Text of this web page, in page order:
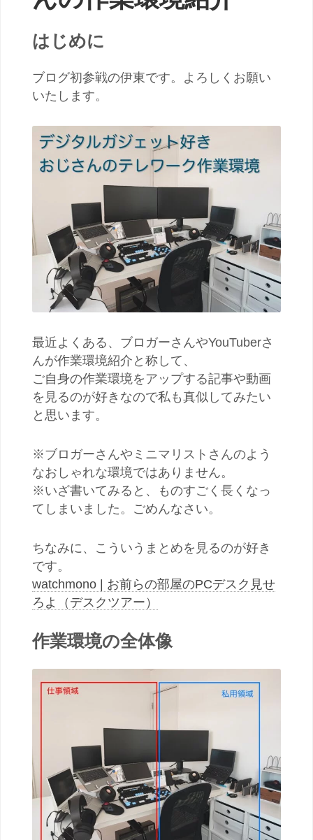
はじめに
ブログ初参戦の伊東です。よろしくお願い
いたします。
最近よくある、ブロガーさんやYouTuberさ
んが作業環境紹介と称して、
ご自身の作業環境をアップする記事や動画
を見るのが好きなので私も真似してみたい
と思います。
※ブロガーさんやミニマリストさんのよう
なおしゃれな環境ではありません。
※いざ書いてみると、ものすごく長くなっ
てしまいました。ごめんなさい。
ちなみに、こういうまとめを見るのが好き
です。
watchmono | お前らの部屋のPCデスク見せ
ろよ（デスクツアー）
作業環境の全体像